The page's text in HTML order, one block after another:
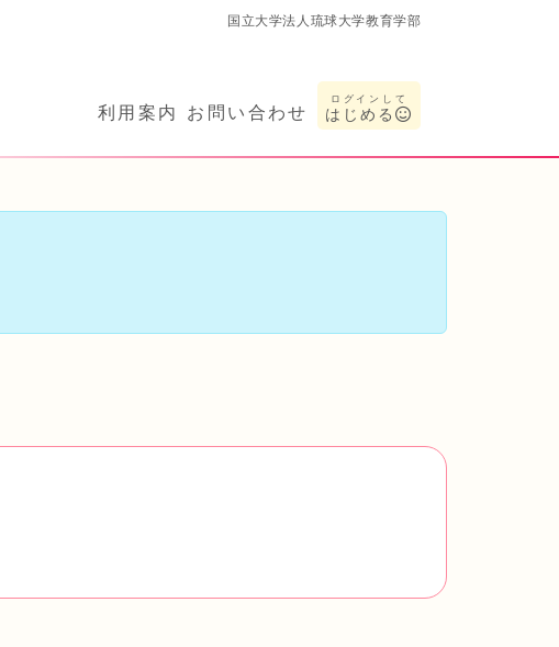
国立大学法人琉球大学教育学部
利用案内 お問い合わせ
ログインして
はじめる